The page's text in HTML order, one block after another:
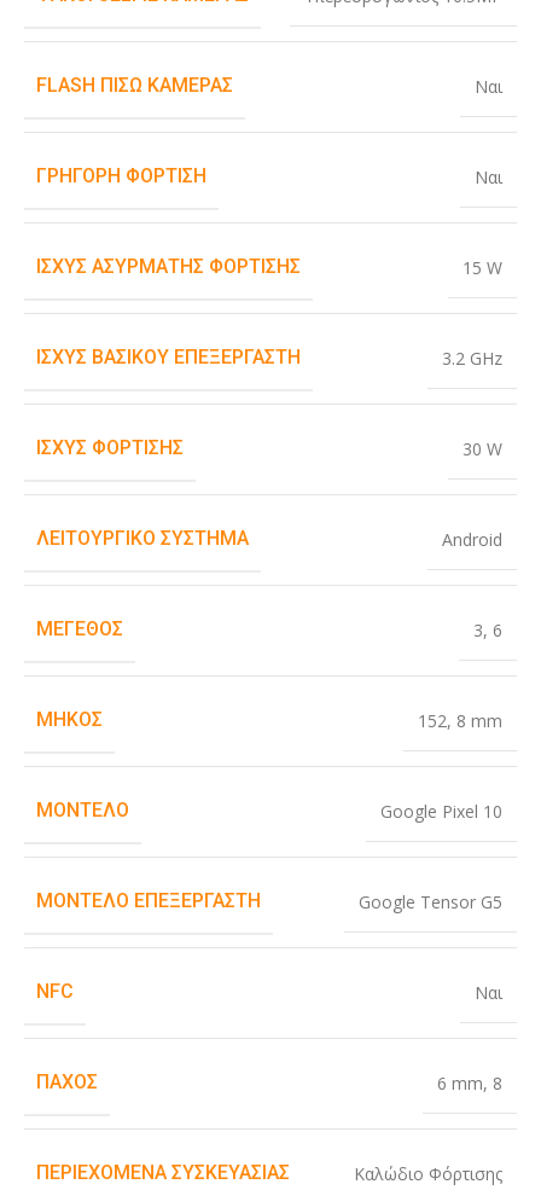
FLASH ΠΊΣΩ ΚΆΜΕΡΑΣ Ναι
ΓΡΉΓΟΡΗ ΦΌΡΤΙΣΗ Ναι
ΙΣΧΎΣ ΑΣΎΡΜΑΤΗΣ ΦΌΡΤΙΣΗΣ 15 W
ΙΣΧΎΣ ΒΑΣΙΚΟΎ ΕΠΕΞΕΡΓΑΣΤΉ 3.2 GHz
ΙΣΧΎΣ ΦΌΡΤΙΣΗΣ 30 W
ΛΕΙΤΟΥΡΓΙΚΌ ΣΎΣΤΗΜΑ Android
ΜΈΓΕΘΟΣ 3, 6
ΜΉΚΟΣ 152, 8 mm
ΜΟΝΤΈΛΟ Google Pixel 10
ΜΟΝΤΈΛΟ ΕΠΕΞΕΡΓΑΣΤΉ Google Tensor G5
NFC Ναι
ΠΆΧΟΣ 6 mm, 8
ΠΕΡΙΕΧΌΜΕΝΑ ΣΥΣΚΕΥΑΣΊΑΣ Καλώδιο Φόρτισης